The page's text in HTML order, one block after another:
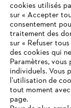
Politique de
Mentions légales
Informations
VOTRE
N'EST
Vous utilisez un
en charge, et
peuvent
cookies utilisés
sur « Accepter
consentement
traitement des
sur « Refuser
des cookies qui
Paramètres,
individuels. Vous
l’utilisation de
tout moment
page.